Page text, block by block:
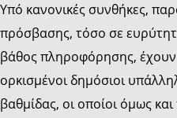
Υπό κανονικές συνθήκες,
πρόσβασης, τόσο σε
βάθος πληροφόρησης, έχουν
ορκισμένοι δημόσιοι
βαθμίδας, οι οποίοι όμως και